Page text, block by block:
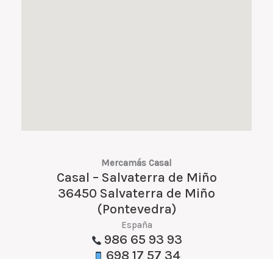
Mercamás Casal
Casal – Salvaterra de Miño
36450 Salvaterra de Miño
(Pontevedra)
España
986 65 93 93
698 17 57 34